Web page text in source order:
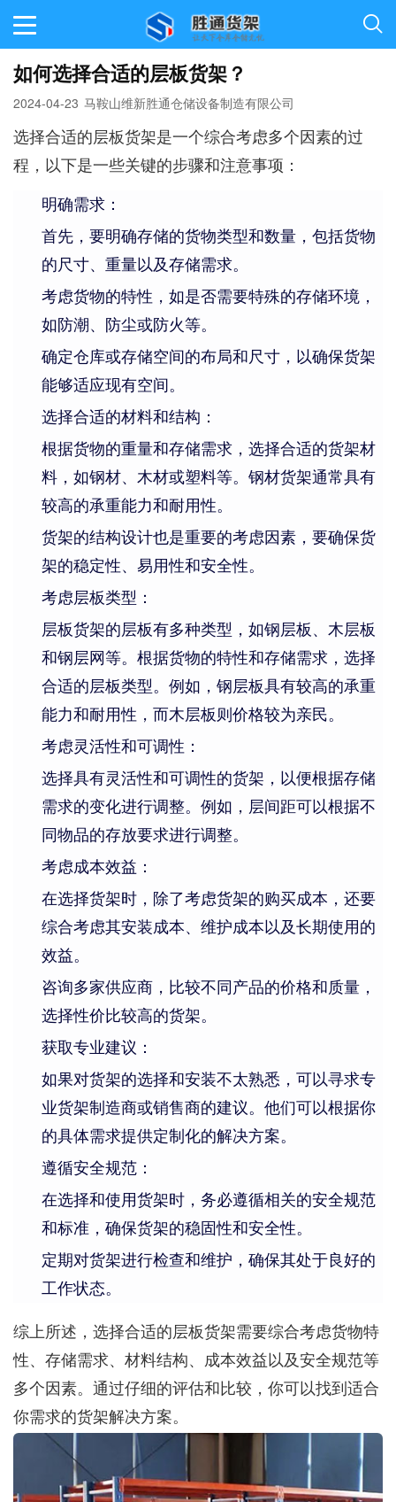
如何选择合适的层板货架？
2024-04-23 马鞍山维新胜通仓储设备制造有限公司
选择合适的层板货架是一个综合考虑多个因素的过
程，以下是一些关键的步骤和注意事项：
明确需求：
首先，要明确存储的货物类型和数量，包括货物
的尺寸、重量以及存储需求。
考虑货物的特性，如是否需要特殊的存储环境，
如防潮、防尘或防火等。
确定仓库或存储空间的布局和尺寸，以确保货架
能够适应现有空间。
选择合适的材料和结构：
根据货物的重量和存储需求，选择合适的货架材
料，如钢材、木材或塑料等。钢材货架通常具有
较高的承重能力和耐用性。
货架的结构设计也是重要的考虑因素，要确保货
架的稳定性、易用性和安全性。
考虑层板类型：
层板货架的层板有多种类型，如钢层板、木层板
和钢层网等。根据货物的特性和存储需求，选择
合适的层板类型。例如，钢层板具有较高的承重
能力和耐用性，而木层板则价格较为亲民。
考虑灵活性和可调性：
选择具有灵活性和可调性的货架，以便根据存储
需求的变化进行调整。例如，层间距可以根据不
同物品的存放要求进行调整。
考虑成本效益：
在选择货架时，除了考虑货架的购买成本，还要
综合考虑其安装成本、维护成本以及长期使用的
效益。
咨询多家供应商，比较不同产品的价格和质量，
选择性价比较高的货架。
获取专业建议：
如果对货架的选择和安装不太熟悉，可以寻求专
业货架制造商或销售商的建议。他们可以根据你
的具体需求提供定制化的解决方案。
遵循安全规范：
在选择和使用货架时，务必遵循相关的安全规范
和标准，确保货架的稳固性和安全性。
定期对货架进行检查和维护，确保其处于良好的
工作状态。
综上所述，选择合适的层板货架需要综合考虑货物特
性、存储需求、材料结构、成本效益以及安全规范等
多个因素。通过仔细的评估和比较，你可以找到适合
你需求的货架解决方案。